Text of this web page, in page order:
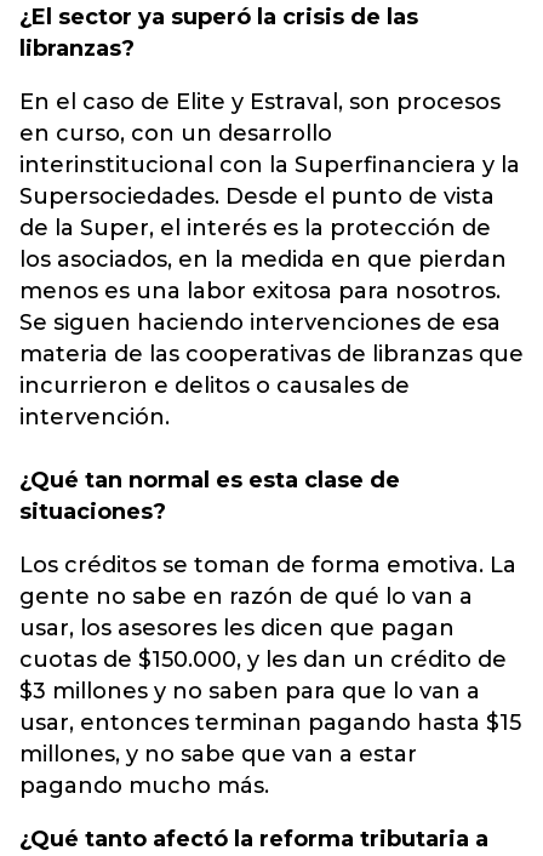
¿El sector ya superó la crisis de las
libranzas?
En el caso de Elite y Estraval, son procesos
en curso, con un desarrollo
interinstitucional con la Superfinanciera y la
Supersociedades. Desde el punto de vista
de la Super, el interés es la protección de
los asociados, en la medida en que pierdan
menos es una labor exitosa para nosotros.
Se siguen haciendo intervenciones de esa
materia de las cooperativas de libranzas que
incurrieron e delitos o causales de
intervención.
¿Qué tan normal es esta clase de
situaciones?
Los créditos se toman de forma emotiva. La
gente no sabe en razón de qué lo van a
usar, los asesores les dicen que pagan
cuotas de $150.000, y les dan un crédito de
$3 millones y no saben para que lo van a
usar, entonces terminan pagando hasta $15
millones, y no sabe que van a estar
pagando mucho más.
¿Qué tanto afectó la reforma tributaria a